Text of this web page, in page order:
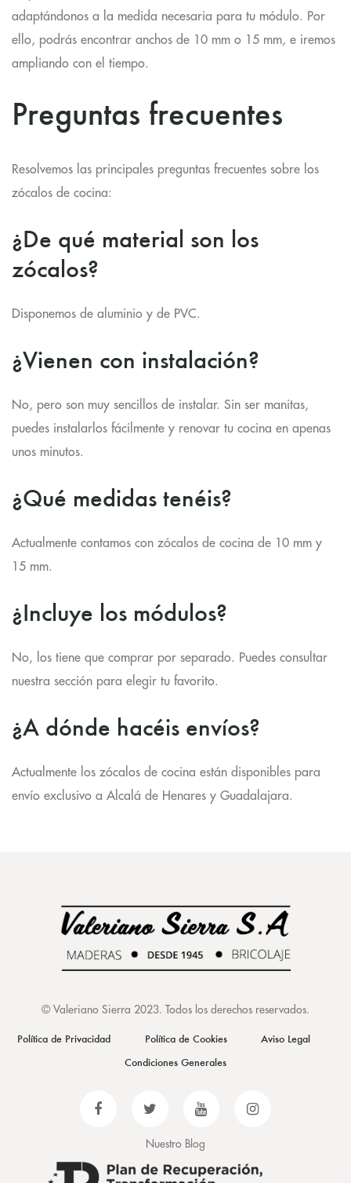
adaptándonos a la medida necesaria para tu módulo. Por
ello, podrás encontrar anchos de 10 mm o 15 mm, e iremos
ampliando con el tiempo.
Preguntas frecuentes
Resolvemos las principales preguntas frecuentes sobre los
zócalos de cocina:
¿De qué material son los
zócalos?
Disponemos de aluminio y de PVC.
¿Vienen con instalación?
No, pero son muy sencillos de instalar. Sin ser manitas,
puedes instalarlos fácilmente y renovar tu cocina en apenas
unos minutos.
¿Qué medidas tenéis?
Actualmente contamos con zócalos de cocina de 10 mm y
15 mm.
¿Incluye los módulos?
No, los tiene que comprar por separado. Puedes consultar
nuestra sección para elegir tu favorito.
¿A dónde hacéis envíos?
Actualmente los zócalos de cocina están disponibles para
envío exclusivo a Alcalá de Henares y Guadalajara.
© Valeriano Sierra 2023. Todos los derechos reservados.
Política de Privacidad Política de Cookies
Aviso Legal
Condiciones Generales
Nuestro Blog